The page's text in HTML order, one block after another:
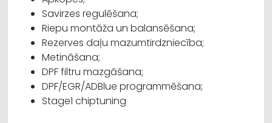
Savirzes regulēšana;
Riepu montāža un balansēšana;
Rezerves daļu mazumtirdzniecība;
Metināšana;
DPF filtru mazgāšana;
DPF/EGR/ADBlue programmēšana;
Stage1 chiptuning